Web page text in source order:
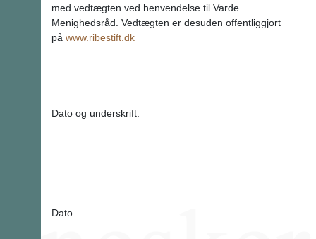
med vedtægten ved henvendelse til Varde
Menighedsråd. Vedtægten er desuden offentliggjort
på www.ribestift.dk
Dato og underskrift:
Dato……………………